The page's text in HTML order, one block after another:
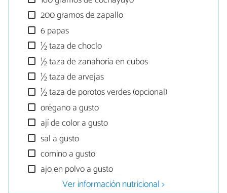
200 gramos de zapallo
6 papas
½ taza de choclo
½ taza de zanahoria en cubos
½ taza de arvejas
½ taza de porotos verdes (opcional)
orégano a gusto
ají de color a gusto
sal a gusto
comino a gusto
ajo en polvo a gusto
Ver información nutricional >